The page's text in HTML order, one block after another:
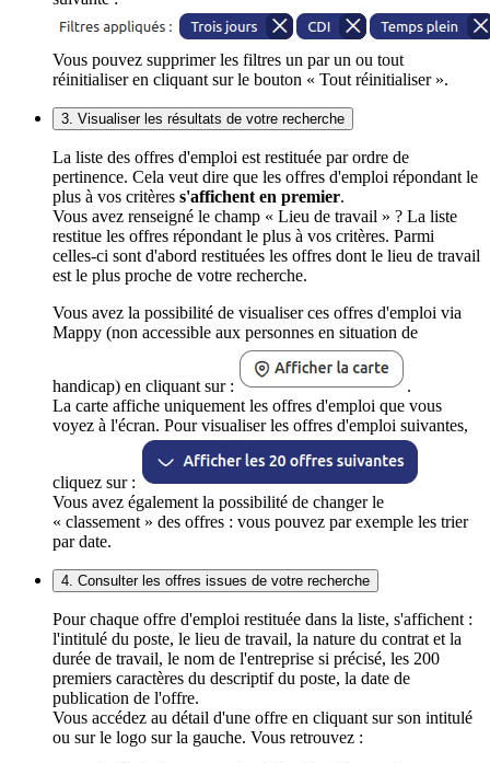
Vous pouvez supprimer les filtres un par un ou tout
réinitialiser en cliquant sur le bouton « Tout réinitialiser ».
3. Visualiser les résultats de votre recherche
La liste des offres d'emploi est restituée par ordre de
pertinence. Cela veut dire que les offres d'emploi répondant le
plus à vos critères s'affichent en premier.
Vous avez renseigné le champ « Lieu de travail » ? La liste
restitue les offres répondant le plus à vos critères. Parmi
celles-ci sont d'abord restituées les offres dont le lieu de travail
est le plus proche de votre recherche.
Vous avez la possibilité de visualiser ces offres d'emploi via
Mappy (non accessible aux personnes en situation de
handicap) en cliquant sur :
.
La carte affiche uniquement les offres d'emploi que vous
voyez à l'écran. Pour visualiser les offres d'emploi suivantes,
cliquez sur :
Vous avez également la possibilité de changer le
« classement » des offres : vous pouvez par exemple les trier
par date.
4. Consulter les offres issues de votre recherche
Pour chaque offre d'emploi restituée dans la liste, s'affichent :
l'intitulé du poste, le lieu de travail, la nature du contrat et la
durée de travail, le nom de l'entreprise si précisé, les 200
premiers caractères du descriptif du poste, la date de
publication de l'offre.
Vous accédez au détail d'une offre en cliquant sur son intitulé
ou sur le logo sur la gauche. Vous retrouvez :